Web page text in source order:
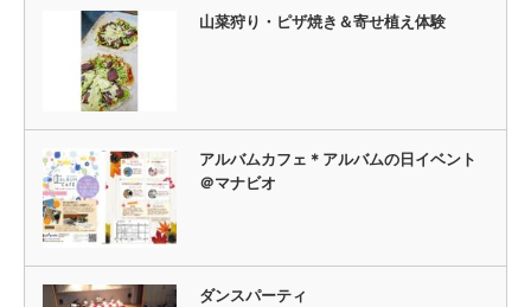
山菜狩り・ピザ焼き＆寄せ植え体験
アルバムカフェ＊アルバムの日イベント
＠マナビオ
ダンスパーティ